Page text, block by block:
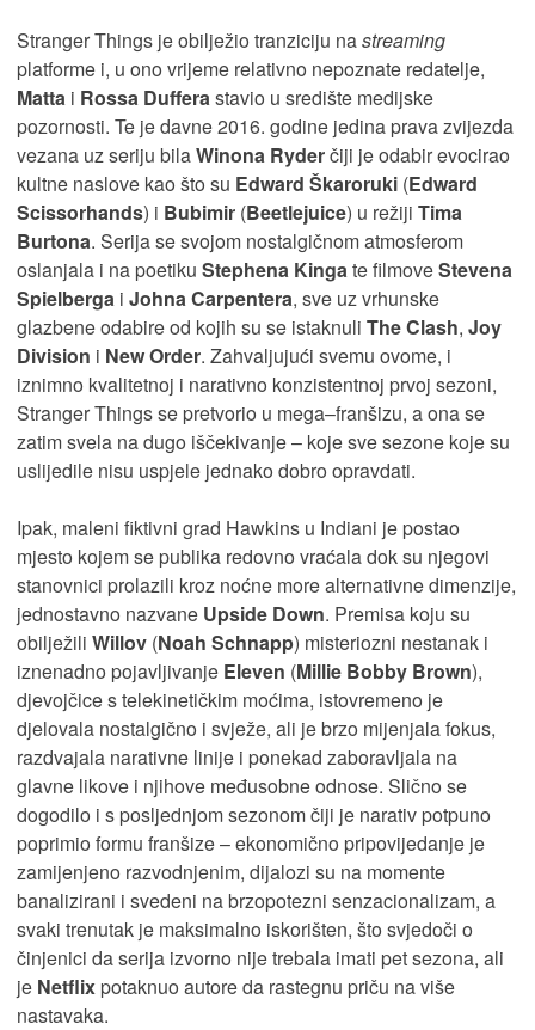
Stranger Things je obilježio tranziciju nastreaming
platforme i, u ono vrijeme relativno nepoznate redatelje,
Matta i Rossa Dufferastavio u središte medijske
pozornosti. Te je davne 2016. godine jedina prava zvijezda
vezana uz seriju bilaWinona Ryderčiji je odabir evocirao
kultne naslove kao što su Edward Škaroruki (Edward
Scissorhands) i Bubimir (Beetlejuice) u režiji Tima
Burtona. Serija se svojom nostalgičnom atmosferom
oslanjala i na poetiku Stephena Kingate filmoveStevena
Spielberga i Johna Carpentera, sve uz vrhunske
glazbene odabire od kojih su se istaknuli The Clash, Joy
Division i New Order. Zahvaljujući svemu ovome, i
iznimno kvalitetnoj i narativno konzistentnoj prvoj sezoni,
Stranger Things se pretvorio u mega–franšizu, a ona se
zatim svela na dugo iščekivanje – koje sve sezone koje su
uslijedile nisu uspjele jednako dobro opravdati.
Ipak, maleni fiktivni grad Hawkins u Indiani je postao
mjesto kojem se publika redovno vraćala dok su njegovi
stanovnici prolazili kroz noćne more alternativne dimenzije,
jednostavno nazvane Upside Down. Premisa koju su
obilježili Willov (Noah Schnapp) misteriozni nestanak i
iznenadno pojavljivanje Eleven (Millie Bobby Brown),
djevojčice s telekinetičkim moćima, istovremeno je
djelovala nostalgično i svježe, ali je brzo mijenjala fokus,
razdvajala narativne linije i ponekad zaboravljala na
glavne likove i njihove međusobne odnose. Slično se
dogodilo i s posljednjom sezonom čiji je narativ potpuno
poprimio formu franšize – ekonomično pripovijedanje je
zamijenjeno razvodnjenim, dijalozi su na momente
banalizirani i svedeni na brzopotezni senzacionalizam, a
svaki trenutak je maksimalno iskorišten, što svjedoči o
činjenici da serija izvorno nije trebala imati pet sezona, ali
je Netflix potaknuo autore da rastegnu priču na više
nastavaka.